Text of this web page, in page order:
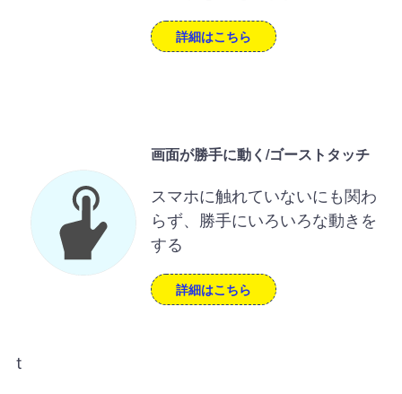
詳細はこちら
画面が勝手に動く/ゴーストタッチ
スマホに触れていないにも関わ
らず、勝手にいろいろな動きを
する
詳細はこちら
t